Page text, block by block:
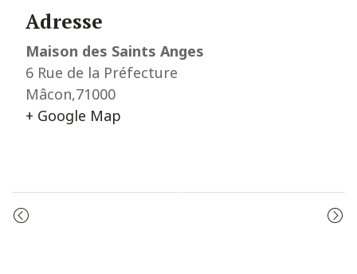
Adresse
Maison des Saints Anges
6 Rue de la Préfecture
Mâcon,71000
+ Google Map
Event